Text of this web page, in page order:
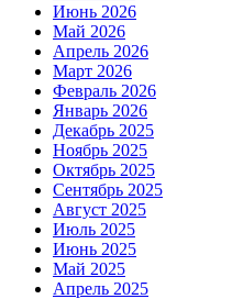
Июнь 2026
Май 2026
Апрель 2026
Март 2026
Февраль 2026
Январь 2026
Декабрь 2025
Ноябрь 2025
Октябрь 2025
Сентябрь 2025
Август 2025
Июль 2025
Июнь 2025
Май 2025
Апрель 2025